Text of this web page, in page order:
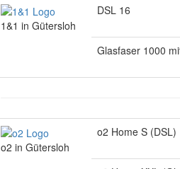
1&1 in Gütersloh
DSL 16
Glasfaser 1000
o2 in Gütersloh
o2 Home S (DSL)